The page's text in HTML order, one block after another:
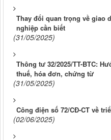
Thay đổi quan trọng về giao
nghiệp cần biết
(31/05/2025)
Thông tư 32/2025/TT-BTC:
thuế, hóa đơn, chứng từ
(31/05/2025)
Công điện số 72/CĐ-CT về
(02/06/2025)